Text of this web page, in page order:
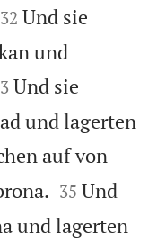


32 Und sie
und
Und sie
und lagerten
auf von


35 Und
und lagerten